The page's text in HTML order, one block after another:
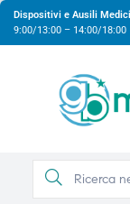
Dispositivi e Ausili
9:00/13:00 – 14:00/18:00